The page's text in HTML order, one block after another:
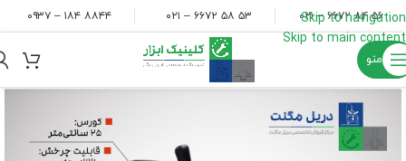
Skip to navigation
Skip to main content
۵۶ ۸۴ ۶۶۷۲ – ۰۲۱ ۵۳ ۵۸ ۶۶۷۲ – ۰۲۱ ۸۸۴۴ ۱۸۴ – ۰۹۳۷
منو